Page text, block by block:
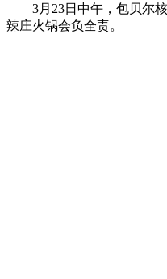
3月23日中午，包贝尔核
辣庄火锅会负全责。